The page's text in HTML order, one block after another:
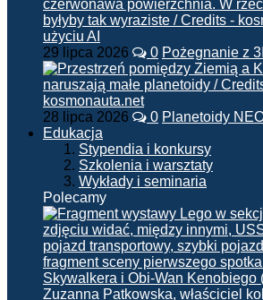
29 lipca 2026 0 Pożegnanie z
28 lipca 2026 0 Planetoidy
Edukacja
Stypendia i konkursy
Szkolenia i warsztaty
Wykłady i seminaria
Polecamy